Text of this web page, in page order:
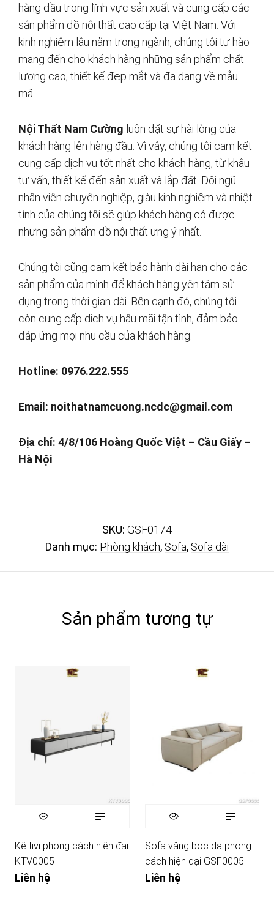
hàng đầu trong lĩnh vực sản xuất và cung cấp các
sản phẩm đồ nội thất cao cấp tại Việt Nam. Với
kinh nghiệm lâu năm trong ngành, chúng tôi tự hào
mang đến cho khách hàng những sản phẩm chất
lượng cao, thiết kế đẹp mắt và đa dạng về mẫu
mã.
Nội Thất Nam Cường luôn đặt sự hài lòng của
khách hàng lên hàng đầu. Vì vậy, chúng tôi cam kết
cung cấp dịch vụ tốt nhất cho khách hàng, từ khâu
tư vấn, thiết kế đến sản xuất và lắp đặt. Đội ngũ
nhân viên chuyên nghiệp, giàu kinh nghiệm và nhiệt
tình của chúng tôi sẽ giúp khách hàng có được
những sản phẩm đồ nội thất ưng ý nhất.
Chúng tôi cũng cam kết bảo hành dài hạn cho các
sản phẩm của mình để khách hàng yên tâm sử
dụng trong thời gian dài. Bên cạnh đó, chúng tôi
còn cung cấp dịch vụ hậu mãi tận tình, đảm bảo
đáp ứng mọi nhu cầu của khách hàng.
Hotline: 0976.222.555
Email: noithatnamcuong.ncdc@gmail.com
Địa chỉ: 4/8/106 Hoàng Quốc Việt – Cầu Giấy –
Hà Nội
SKU: GSF0174
Danh mục: Phòng khách, Sofa, Sofa dài
Sản phẩm tương tự
Kệ tivi phong cách hiện đại
KTV0005
Liên hệ
Sofa văng bọc da phong
cách hiện đại GSF0005
Liên hệ